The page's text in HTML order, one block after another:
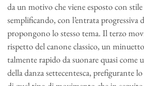
da un motivo che viene esposto con
semplificando, con l’entrata progressiva
propongono lo stesso tema. Il terzo
rispetto del canone classico, un
talmente rapido da suonare quasi come
della danza settecentesca, prefigurante